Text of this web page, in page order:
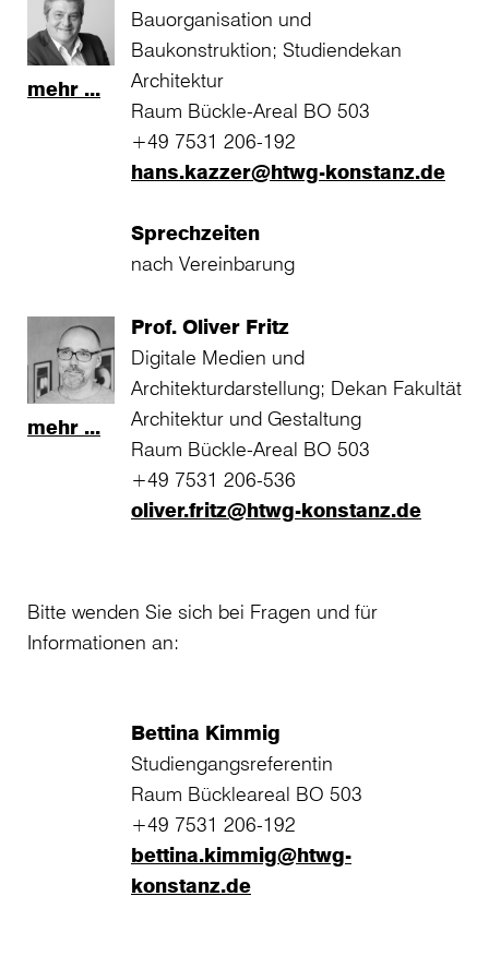
mehr ...
Bauorganisation und
Baukonstruktion; Studiendekan
Architektur
Raum Bückle-Areal BO 503
+49 7531 206-192
hans.kazzer@htwg-konstanz.de
Sprechzeiten
nach Vereinbarung
mehr ...
Prof. Oliver Fritz
Digitale Medien und
Architekturdarstellung; Dekan Fakultät
Architektur und Gestaltung
Raum Bückle-Areal BO 503
+49 7531 206-536
oliver.fritz@htwg-konstanz.de
Bitte wenden Sie sich bei Fragen und für
Informationen an:
Bettina Kimmig
Studiengangsreferentin
Raum Bückleareal BO 503
+49 7531 206-192
bettina.kimmig@htwg-
konstanz.de